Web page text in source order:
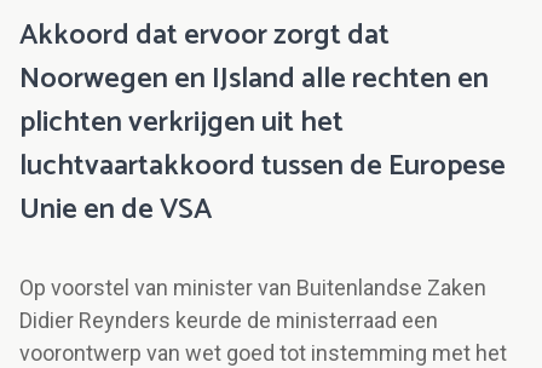
Akkoord dat ervoor zorgt dat
Noorwegen en IJsland alle rechten en
plichten verkrijgen uit het
luchtvaartakkoord tussen de Europese
Unie en de VSA
Op voorstel van minister van Buitenlandse Zaken
Didier Reynders keurde de ministerraad een
voorontwerp van wet goed tot instemming met het